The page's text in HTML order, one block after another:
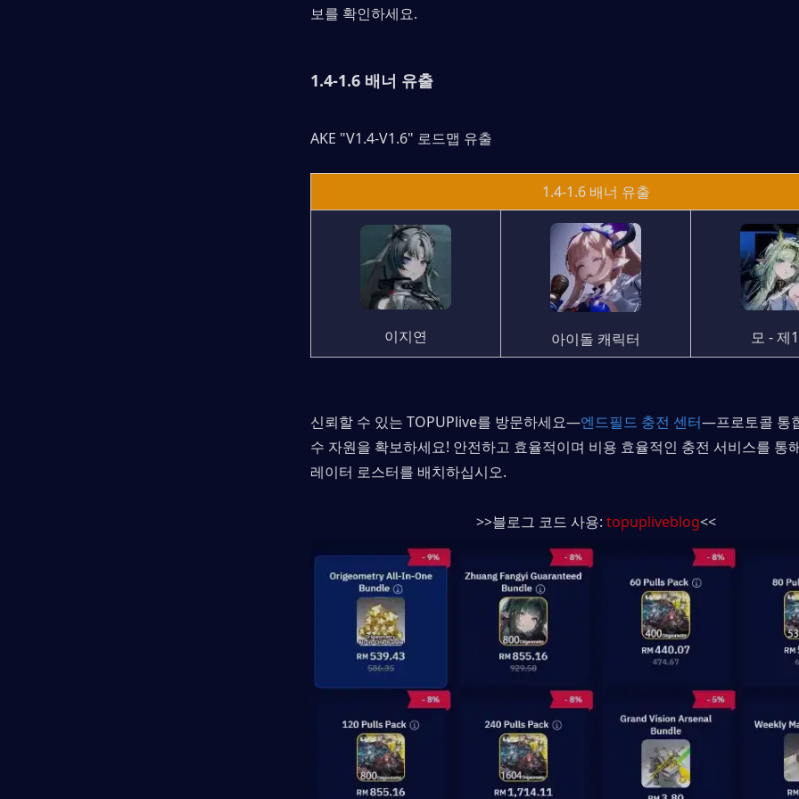
보를 확인하세요.
1.4-1.6 배너 유출
AKE "V1.4-V1.6" 로드맵 유출
1.4-1.6 배너 유출
이지연 아이돌 캐릭터 모 - 제
신뢰할 수 있는 TOPUPlive를 방문하세요—엔드필드 충전 센터—프로토콜 통
수 자원을 확보하세요! 안전하고 효율적이며 비용 효율적인 충전 서비스를 통
레이터 로스터를 배치하십시오.
>>블로그 코드 사용: topupliveblog<<